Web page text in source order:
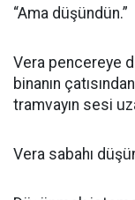
“Ama düşündün.”
Vera pencereye
binanın
tramvayın sesi
Vera sabahı